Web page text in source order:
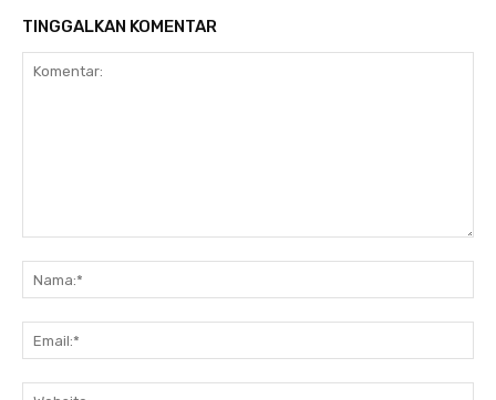
TINGGALKAN KOMENTAR